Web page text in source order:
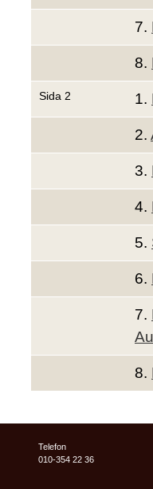
7.
8.
Sida 2 1.
2.
3.
4.
5.
6.
7.
8.
Telefon
010-354 22 36